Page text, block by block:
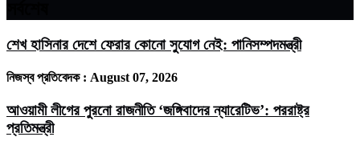
শেখ হাসিনার দেশে ফেরার কোনো সুযোগ নেই: পানিসম্পদমন্ত্রী
নিজস্ব প্রতিবেদক : August 07, 2026
আওয়ামী লীগের পুরনো রাজনীতি ‘জঙ্গিবাদের ন্যারেটিভ’: পররাষ্ট্র
প্রতিমন্ত্রী